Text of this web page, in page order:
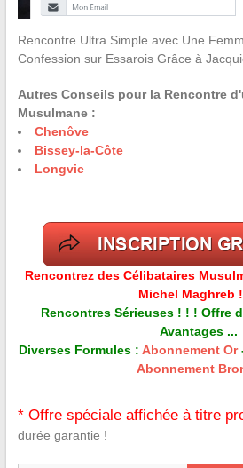
Rencontre Ultra Simple avec Une
Confession sur Essarois Grâce à
Autres Conseils pour la Rencontre
Musulmane :
Chenôve
Bissey-la-Côte
Longvic
Rencontrez des Célibataires
Michel Maghreb
Rencontres Sérieuses ! ! ! Offre
Avantages ...
Diverses Formules :Abonnement Or
Abonnement
* Offre spéciale affichée à titre
durée garantie !